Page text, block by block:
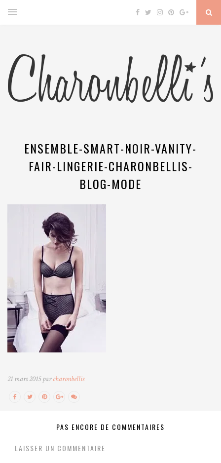
ENSEMBLE-SMART-NOIR-VANITY-
FAIR-LINGERIE-CHARONBELLIS-
BLOG-MODE
21 mars 2015 parcharonbellis
PAS ENCORE DE COMMENTAIRES
LAISSER UN COMMENTAIRE